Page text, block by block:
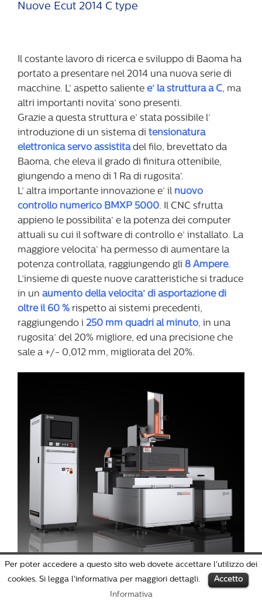
Nuove Ecut 2014 C type
Il costante lavoro di ricerca e sviluppo di Baoma ha
portato a presentare nel 2014 una nuova serie di
macchine. L’ aspetto saliente e’ la struttura a C, ma
altri importanti novita’ sono presenti.
Grazie a questa struttura e’ stata possibile l’
introduzione di un sistema di tensionatura
elettronica servo assistitadel filo, brevettato da
Baoma, che eleva il grado di finitura ottenibile,
giungendo a meno di 1 Ra di rugosita’.
L’ altra importante innovazione e’ il nuovo
controllo numerico BMXP 5000. Il CNC sfrutta
appieno le possibilita’ e la potenza dei computer
attuali su cui il software di controllo e’ installato. La
maggiore velocita’ ha permesso di aumentare la
potenza controllata, raggiungendo gli 8 Ampere.
L’insieme di queste nuove caratteristiche si traduce
in un aumento della velocita’ di asportazione di
oltre il 60 % rispetto ai sistemi precedenti,
raggiungendo i 250 mm quadri al minuto, in una
rugosita’ del 20% migliore, ed una precisione che
sale a +/- 0,012 mm, migliorata del 20%.
Per poter accedere a questo sito web dovete accettare l'utilizzo dei
cookies. Si legga l'informativa per maggiori dettagli.
Accetto
Informativa